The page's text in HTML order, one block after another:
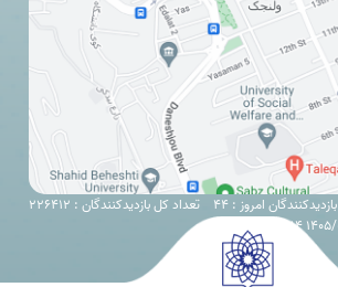
بازدیدکنندگان امروز : 44
تعداد کل بازدیدکنندگان : 226412